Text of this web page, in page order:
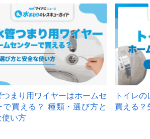
つまり用ワイヤーはホームセ
で買える？ 種類・選び方と
使い方
トイレ
買える？